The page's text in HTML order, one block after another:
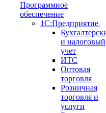
Программное
обеспечение
1С:Предприятие
и налоговый
учет
ИТС
Оптовая
торговля
Розничная
торговля и
услуги